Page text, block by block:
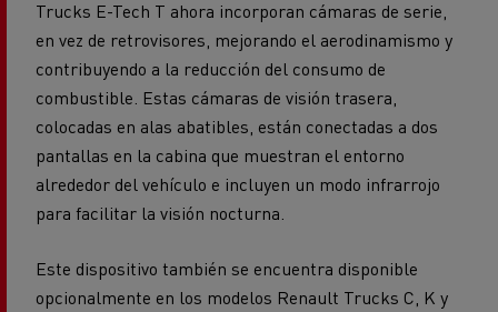
Trucks E-Tech T ahora incorporan cámaras de serie,
en vez de retrovisores, mejorando el aerodinamismo y
contribuyendo a la reducción del consumo de
combustible. Estas cámaras de visión trasera,
colocadas en alas abatibles, están conectadas a dos
pantallas en la cabina que muestran el entorno
alrededor del vehículo e incluyen un modo infrarrojo
para facilitar la visión nocturna.
Este dispositivo también se encuentra disponible
opcionalmente en los modelos Renault Trucks C, K y